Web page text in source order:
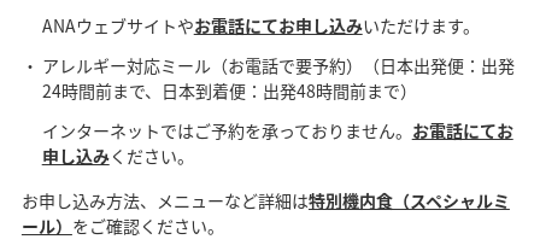
ANAウェブサイトやお電話にてお申し込みいただけます。
アレルギー対応ミール（お電話で要予約）（日本出発便：出発
24時間前まで、日本到着便：出発48時間前まで）
インターネットではご予約を承っておりません。 お電話にてお
申し込みください。
お申し込み方法、メニューなど詳細は特別機内食（スペシャルミ
ール） をご確認ください。